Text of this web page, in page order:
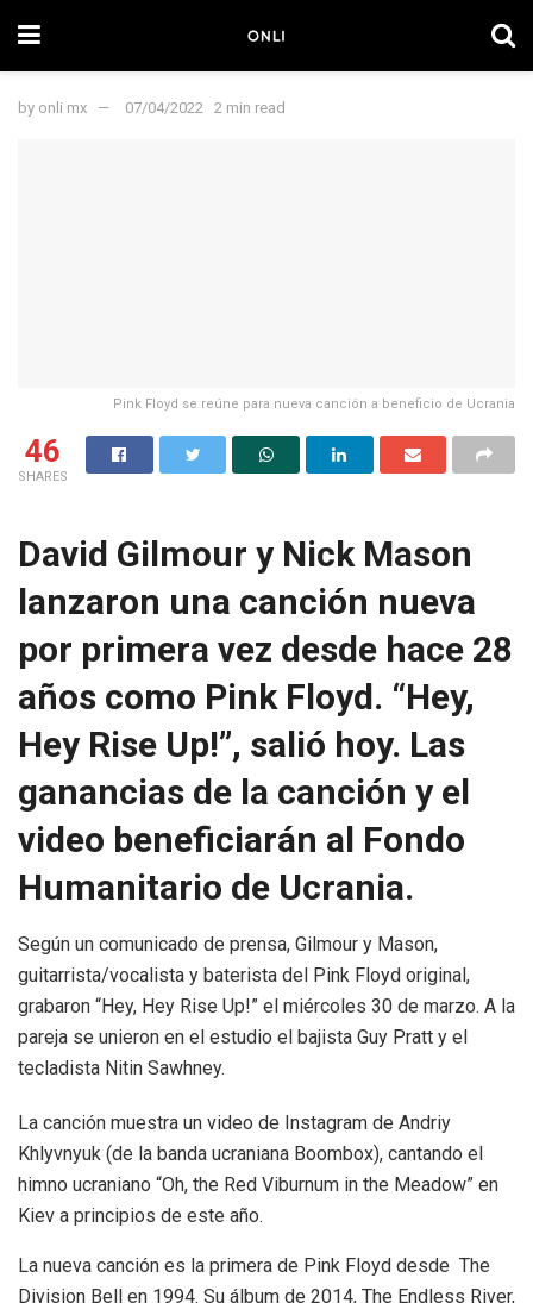
by onli mx 07/04/2022 2 min read
Pink Floyd se reúne para nueva canción a beneficio de Ucrania
46
SHARES
David Gilmour y Nick Mason
lanzaron una canción nueva
por primera vez desde hace 28
años como Pink Floyd. “Hey,
Hey Rise Up!”, salió hoy. Las
ganancias de la canción y el
video beneficiarán al Fondo
Humanitario de Ucrania.
Según un comunicado de prensa, Gilmour y Mason,
guitarrista/vocalista y baterista del Pink Floyd original,
grabaron “Hey, Hey Rise Up!” el miércoles 30 de marzo. A la
pareja se unieron en el estudio el bajista Guy Pratt y el
tecladista Nitin Sawhney.
La canción muestra un video de Instagram de Andriy
Khlyvnyuk (de la banda ucraniana Boombox), cantando el
himno ucraniano “Oh, the Red Viburnum in the Meadow” en
Kiev a principios de este año.
La nueva canción es la primera de Pink Floyd desde The
Division Bell en 1994. Su álbum de 2014, The Endless River,